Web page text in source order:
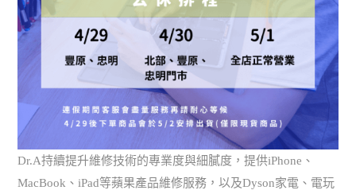
Dr.A持續提升維修技術的專業度與細膩度，提供iPhone、
MacBook、iPad等蘋果產品維修服務，以及Dyson家電、電玩